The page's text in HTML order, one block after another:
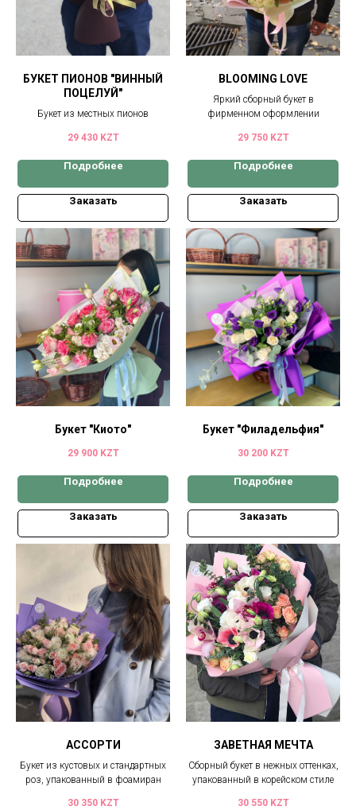
БУКЕТ ПИОНОВ "ВИННЫЙ
ПОЦЕЛУЙ"
Букет из местных пионов
29 430 KZT
Подробнее
Заказать
BLOOMING LOVE
Яркий сборный букет в
фирменном оформлении
29 750 KZT
Подробнее
Заказать
Букет "Киото"
29 900 KZT
Подробнее
Заказать
Букет "Филадельфия"
30 200 KZT
Подробнее
Заказать
АССОРТИ
Букет из кустовых и стандартных
роз, упакованный в фоамиран
30 350 KZT
ЗАВЕТНАЯ МЕЧТА
Сборный букет в нежных оттенках,
упакованный в корейском стиле
30 550 KZT